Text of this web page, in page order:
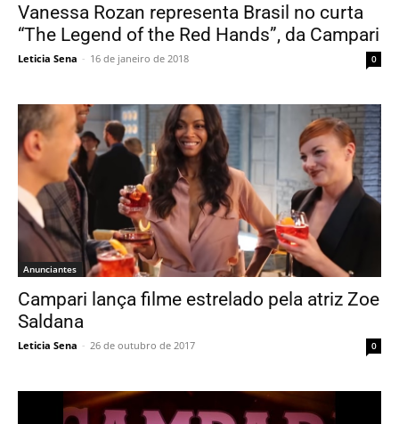
Vanessa Rozan representa Brasil no curta
“The Legend of the Red Hands”, da Campari
Leticia Sena - 16 de janeiro de 2018 0
Anunciantes
Campari lança filme estrelado pela atriz Zoe
Saldana
Leticia Sena - 26 de outubro de 2017 0